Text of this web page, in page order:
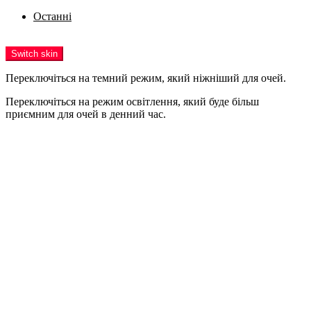
Останні
Switch skin
Переключіться на темний режим, який ніжніший для очей.
Переключіться на режим освітлення, який буде більш
приємним для очей в денний час.